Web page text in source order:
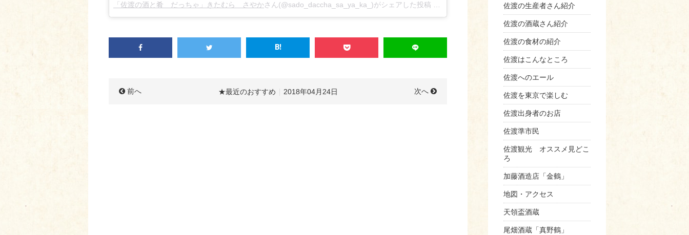
「佐渡の酒と肴 だっちゃ」きたむら さやかさん(@sado_daccha_sa_ya_ka_)がシェアした投稿 – 2018年Apr月23日pm8時21分PDT
★最近のおすすめ 2018年04月24日
前へ 次へ
佐渡の生産者さん紹介
佐渡の酒蔵さん紹介
佐渡の食材の紹介
佐渡はこんなところ
佐渡へのエール
佐渡を東京で楽しむ
佐渡出身者のお店
佐渡準市民
佐渡観光 オススメ見どこ
ろ
加藤酒造店「金鶴」
地図・アクセス
天領盃酒蔵
尾畑酒蔵「真野鶴」